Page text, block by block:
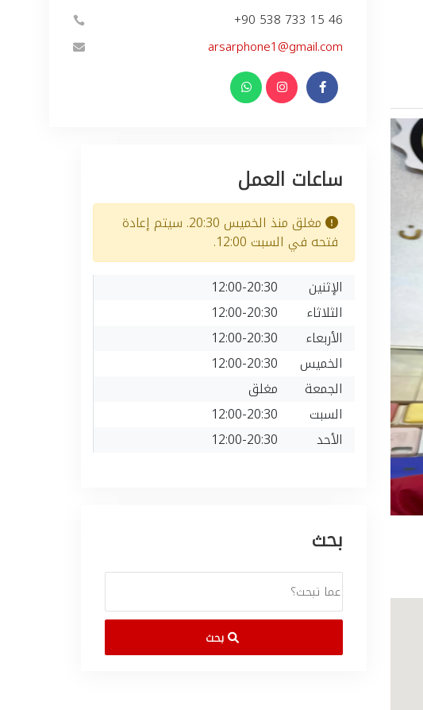
+90 538 733 15 46
arsarphone1@gmail.com
ساعات العمل
مغلق منذ الخميس 20:30. سيتم إعادة
فتحه في السبت 12:00.
الإثنين
12:00-20:30
الثلاثاء
12:00-20:30
الأربعاء
12:00-20:30
الخميس
12:00-20:30
الجمعة
مغلق
السبت
12:00-20:30
الأحد
12:00-20:30
بحث
بحث